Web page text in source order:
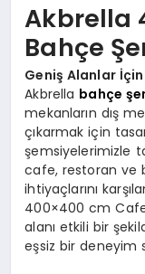
MAGAZIN
KRIPTO PARA
GEZI & SEYAHAT
OYUN
Akbrella
Bahçe
Geniş Alanlar
Akbrella bahçe
mekanların dış
çıkarmak için
şemsiyelerimizle
cafe, restoran ve
ihtiyaçlarını
400×400 cm Cafe
alanı etkili bir
eşsiz bir deneyim